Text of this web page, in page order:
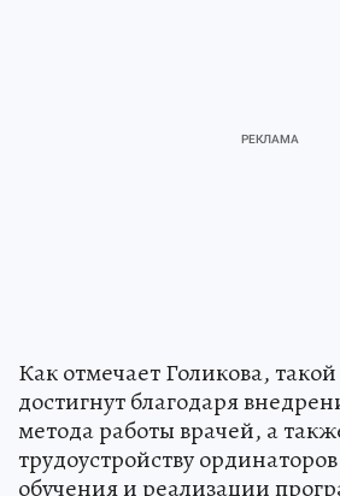
Как отмечает Голикова, такой
достигнут благодаря
метода работы врачей, а
трудоустройству
обучения и реализации